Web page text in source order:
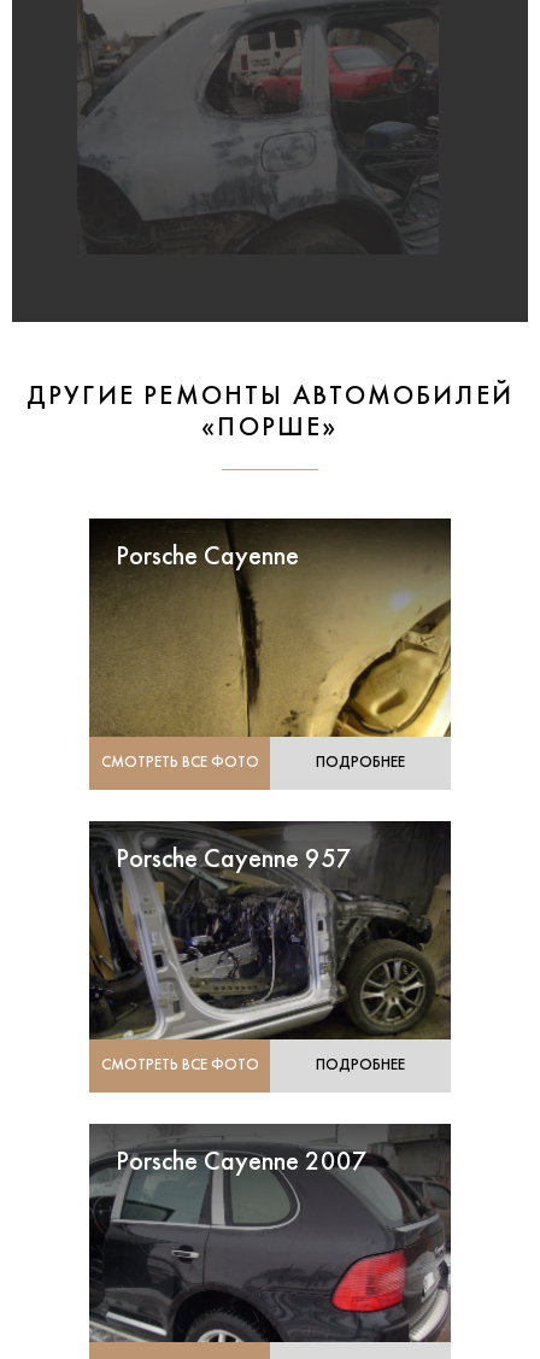
ДРУГИЕ РЕМОНТЫ АВТОМОБИЛЕЙ
«ПОРШЕ»
Porsche Cayenne
СМОТРЕТЬ ВСЕ ФОТО ПОДРОБНЕЕ
Porsche Cayenne 957
СМОТРЕТЬ ВСЕ ФОТО ПОДРОБНЕЕ
Porsche Cayenne 2007